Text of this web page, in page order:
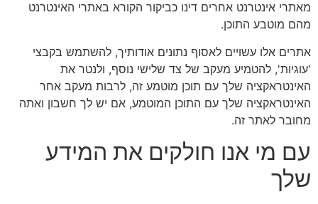
מאתרי אינטרנט אחרים דינו כביקור הקורא באתרי האינטרנט
מהם מוטבע התוכן.
אתרים אלו עשויים לאסוף נתונים אודותיך, להשתמש בקבצי
'עוגיות', להטמיע מעקב של צד שלישי נוסף, ולנטר את
האינטראקציה שלך עם תוכן מוטמע זה, לרבות מעקב אחר
האינטראקציה שלך עם התוכן המוטמע, אם יש לך חשבון ואתה
מחובר לאתר זה.
עם מי אנו חולקים את המידע
שלך